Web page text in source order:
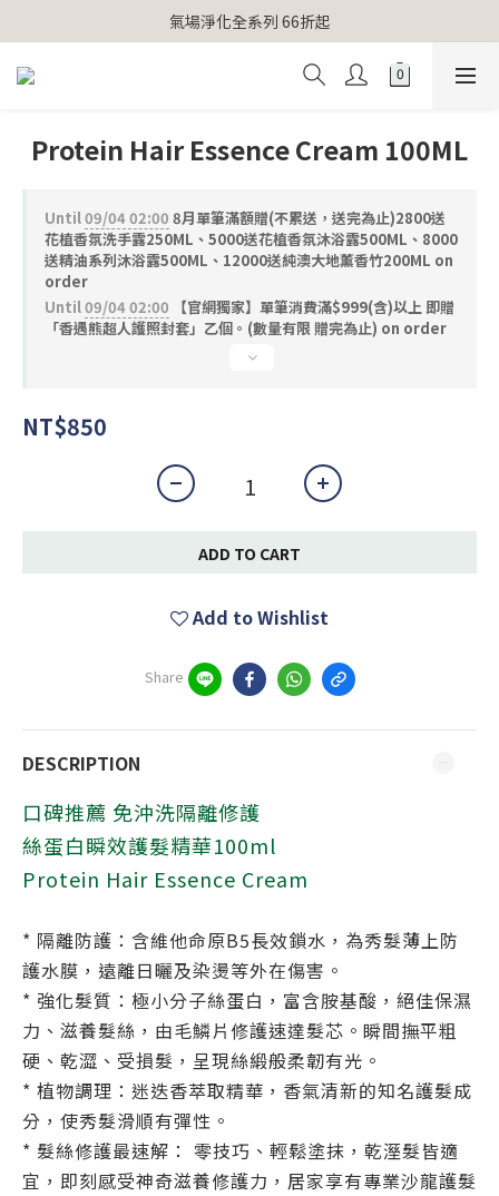
【官網獨家】首次消費 不限金額 即送 香遇熊超人行李吊牌
氣場淨化全系列 66折起
【官網獨家】首次消費 不限金額 即送 香遇熊超人行李吊牌
Protein Hair Essence Cream 100ML
Until09/04 02:00 8月單筆滿額贈(不累送，送完為止)2800送
花植香氛洗手露250ML、5000送花植香氛沐浴露500ML、8000
送精油系列沐浴露500ML、12000送純澳大地薰香竹200ML on
order
Until09/04 02:00 【官網獨家】單筆消費滿$999(含)以上 即贈
「香遇熊超人護照封套」乙個。(數量有限 贈完為止) on order
NT$850
ADD TO CART
Add to Wishlist
Share
DESCRIPTION
口碑推薦 免沖洗隔離修護
絲蛋白瞬效護髮精華100ml
Protein Hair Essence Cream
* 隔離防護：含維他命原B5長效鎖水，為秀髮薄上防
護水膜， 遠離日曬及染燙等外在傷害。
* 強化髮質：極小分子絲蛋白，富含胺基酸，絕佳保濕
力、滋養髮絲，由毛鱗片修護速達髮芯。瞬間撫平粗
硬、乾澀、受損髮，呈現絲緞般柔韌有光。
* 植物調理：迷迭香萃取精華，香氣清新的知名護髮成
分，使秀髮滑順有彈性。
* 髮絲修護最速解： 零技巧、輕鬆塗抹，乾溼髮皆適
宜，即刻感受神奇滋養修護力，居家享有專業沙龍護髮